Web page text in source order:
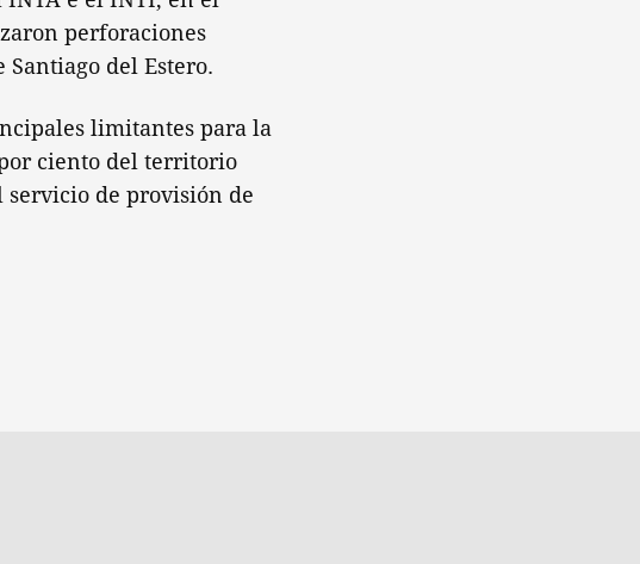
perforaciones
del Estero.
limitantes para la
ciento del territorio
servicio de provisión de